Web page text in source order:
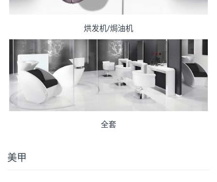
烘发机/焗油机
全套
美甲